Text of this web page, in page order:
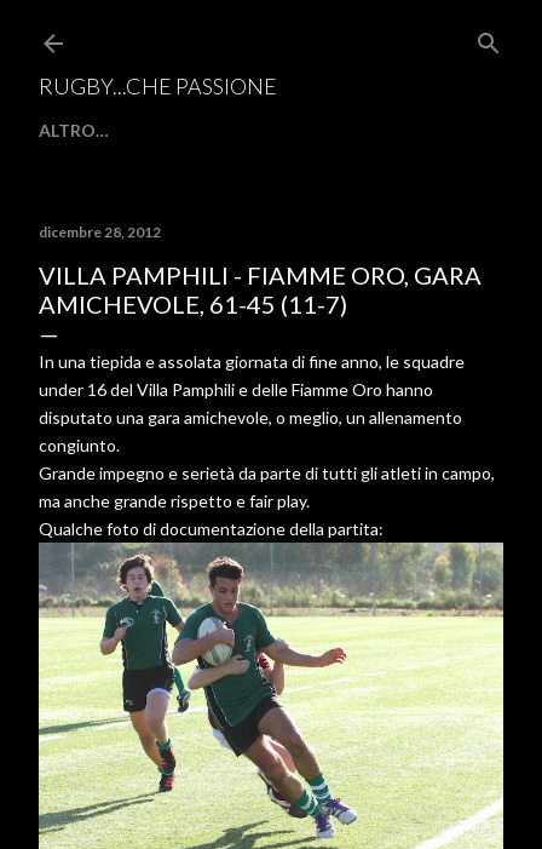
Passa ai contenuti principali
RUGBY...CHE PASSIONE
ALTRO…
dicembre 28, 2012
VILLA PAMPHILI - FIAMME ORO, GARA
AMICHEVOLE, 61-45 (11-7)
In una tiepida e assolata giornata di fine anno, le squadre
under 16 del Villa Pamphili e delle Fiamme Oro hanno
disputato una gara amichevole, o meglio, un allenamento
congiunto.
Grande impegno e serietà da parte di tutti gli atleti in campo,
ma anche grande rispetto e fair play.
Qualche foto di documentazione della partita: